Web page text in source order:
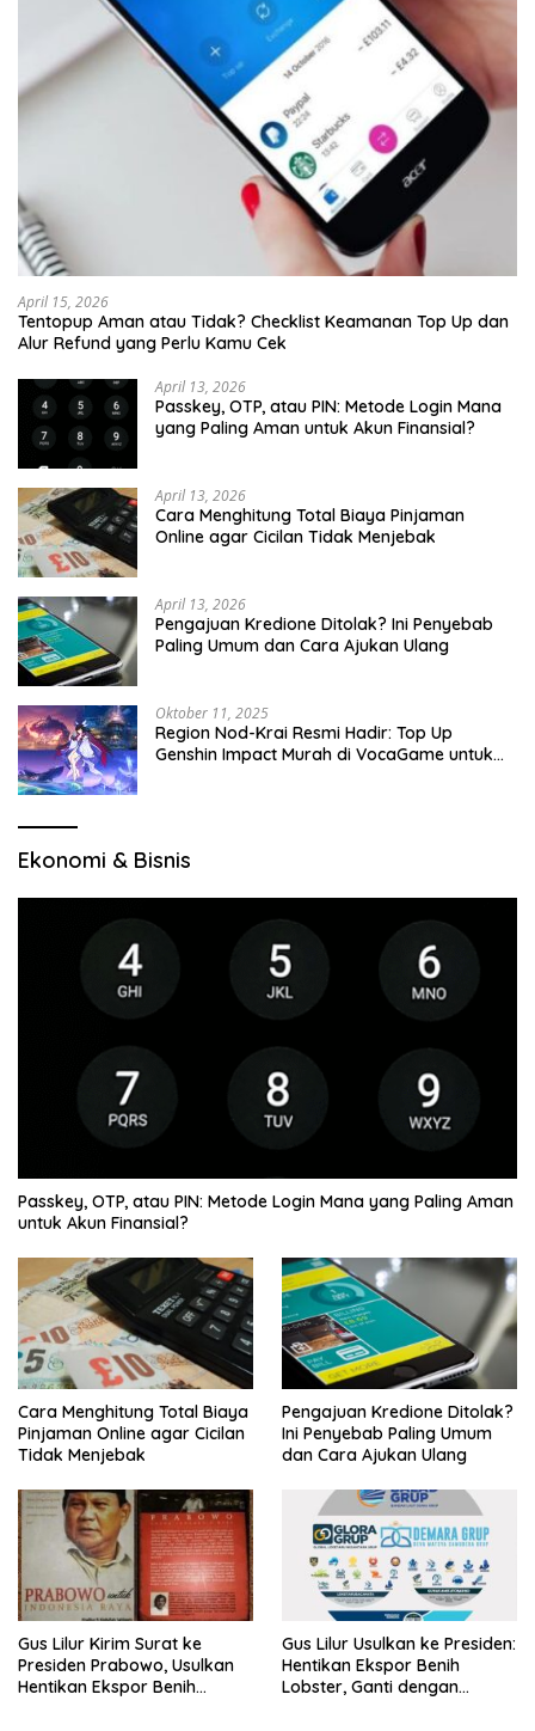
April 15, 2026
Tentopup Aman atau Tidak? Checklist Keamanan Top Up dan
Alur Refund yang Perlu Kamu Cek
April 13, 2026
Passkey, OTP, atau PIN: Metode Login Mana
yang Paling Aman untuk Akun Finansial?
April 13, 2026
Cara Menghitung Total Biaya Pinjaman
Online agar Cicilan Tidak Menjebak
April 13, 2026
Pengajuan Kredione Ditolak? Ini Penyebab
Paling Umum dan Cara Ajukan Ulang
Oktober 11, 2025
Region Nod-Krai Resmi Hadir: Top Up
Genshin Impact Murah di VocaGame untuk
Ekonomi & Bisnis
Passkey, OTP, atau PIN: Metode Login Mana yang Paling Aman
untuk Akun Finansial?
Cara Menghitung Total Biaya
Pinjaman Online agar Cicilan
Tidak Menjebak
Pengajuan Kredione Ditolak?
Ini Penyebab Paling Umum
dan Cara Ajukan Ulang
Gus Lilur Kirim Surat ke
Presiden Prabowo, Usulkan
Hentikan Ekspor Benih
Gus Lilur Usulkan ke Presiden:
Hentikan Ekspor Benih
Lobster, Ganti dengan